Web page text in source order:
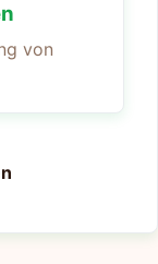
von